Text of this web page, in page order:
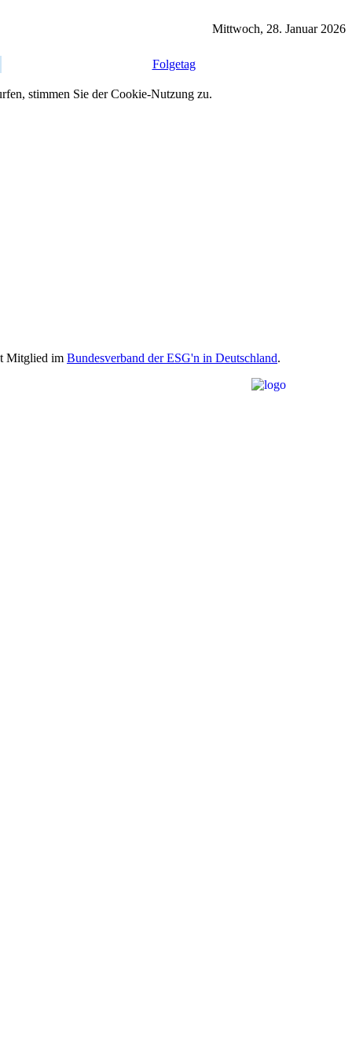
Mittwoch, 28. Januar 2026
Folgetag
Mitglied im Bundesverband der ESG'n in Deutschland.
stimmen Sie der Cookie-Nutzung zu.